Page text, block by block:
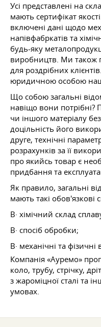
Усі представлені на
мають сертифікат
включені дані щодо
напівфабркатів та
будь-яку
виробництв. Ми також
для роздрібних
юридичною особою
Що собою загальні
навіщо вони потрібні?
чи іншого матеріалу
доцільність його
друге, технічні
розрахунків за її
про якийсь товар є
придбання та
Як правило, загальні
мають такі обов'язкові
В· хімічний склад
В· спосіб обробки;
В· механічні та фізичні
Компанія «Ауремо»
коло, трубу, стрічку,
з жароміцної сталі та
умовах.